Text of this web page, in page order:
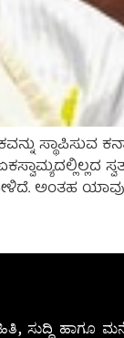
ಸ್ಥಾಪಿಸುವ
ಅಂತಹ
ಸುದ್ದಿ ಹಾಗೂ